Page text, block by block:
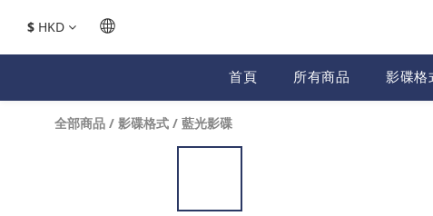
$ HKD
首頁 所有商品 影碟格
全部商品 / 影碟格式 / 藍光影碟